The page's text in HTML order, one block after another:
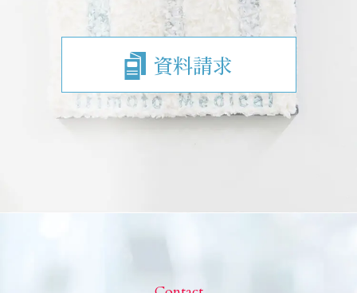
資料請求